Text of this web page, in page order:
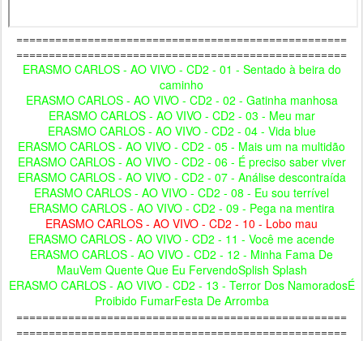
===================================================
===================================================
ERASMO CARLOS - AO VIVO - CD2 - 01 - Sentado à beira do
caminho
ERASMO CARLOS - AO VIVO - CD2 - 02 - Gatinha manhosa
ERASMO CARLOS - AO VIVO - CD2 - 03 - Meu mar
ERASMO CARLOS - AO VIVO - CD2 - 04 - Vida blue
ERASMO CARLOS - AO VIVO - CD2 - 05 - Mais um na multidão
ERASMO CARLOS - AO VIVO - CD2 - 06 - É preciso saber viver
ERASMO CARLOS - AO VIVO - CD2 - 07 - Análise descontraída
ERASMO CARLOS - AO VIVO - CD2 - 08 - Eu sou terrível
ERASMO CARLOS - AO VIVO - CD2 - 09 - Pega na mentira
ERASMO CARLOS - AO VIVO - CD2 - 10 - Lobo mau
ERASMO CARLOS - AO VIVO - CD2 - 11 - Você me acende
ERASMO CARLOS - AO VIVO - CD2 - 12 - Minha Fama De
MauVem Quente Que Eu FervendoSplish Splash
ERASMO CARLOS - AO VIVO - CD2 - 13 - Terror Dos NamoradosÉ
Proibido FumarFesta De Arromba
===================================================
===================================================